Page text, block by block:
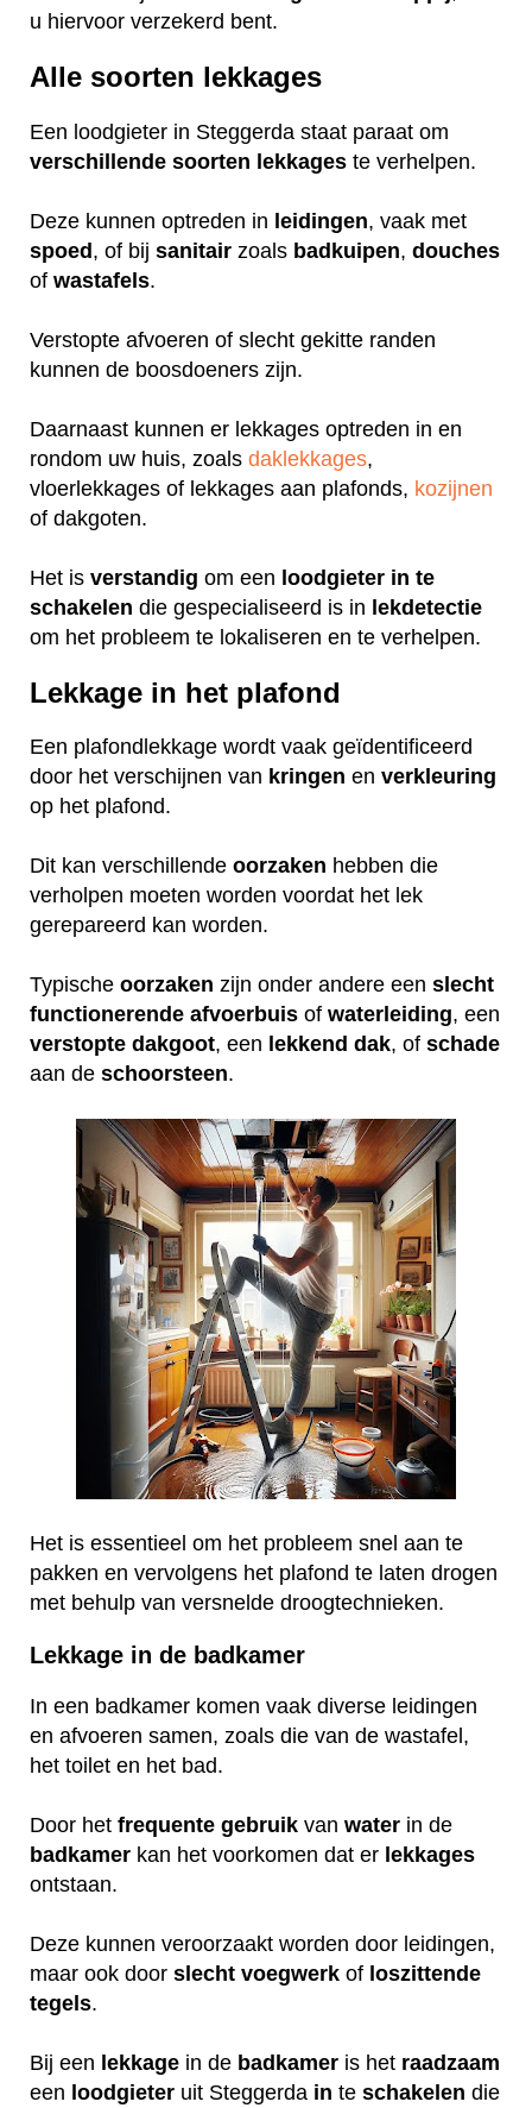
u hiervoor verzekerd bent.
Alle soorten lekkages
Een loodgieter in Steggerda staat paraat om
verschillende soorten lekkages te verhelpen.
Deze kunnen optreden in leidingen, vaak met
spoed, of bij sanitair zoals badkuipen, douches
of wastafels.
Verstopte afvoeren of slecht gekitte randen
kunnen de boosdoeners zijn.
Daarnaast kunnen er lekkages optreden in en
rondom uw huis, zoals daklekkages,
vloerlekkages of lekkages aan plafonds, kozijnen
of dakgoten.
Het is verstandig om een loodgieter in te
schakelen die gespecialiseerd is in lekdetectie
om het probleem te lokaliseren en te verhelpen.
Lekkage in het plafond
Een plafondlekkage wordt vaak geïdentificeerd
door het verschijnen van kringen en verkleuring
op het plafond.
Dit kan verschillende oorzaken hebben die
verholpen moeten worden voordat het lek
gerepareerd kan worden.
Typische oorzaken zijn onder andere een slecht
functionerende afvoerbuis of waterleiding, een
verstopte dakgoot, een lekkend dak, of schade
aan de schoorsteen.
Het is essentieel om het probleem snel aan te
pakken en vervolgens het plafond te laten drogen
met behulp van versnelde droogtechnieken.
Lekkage in de badkamer
In een badkamer komen vaak diverse leidingen
en afvoeren samen, zoals die van de wastafel,
het toilet en het bad.
Door het frequente gebruik van water in de
badkamer kan het voorkomen dat er lekkages
ontstaan.
Deze kunnen veroorzaakt worden door leidingen,
maar ook door slecht voegwerk of loszittende
tegels.
Bij een lekkage in de badkamer is het raadzaam
een loodgieter uit Steggerda in te schakelen die